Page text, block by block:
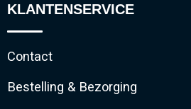
KLANTENSERVICE
Contact
Bestelling & Bezorging